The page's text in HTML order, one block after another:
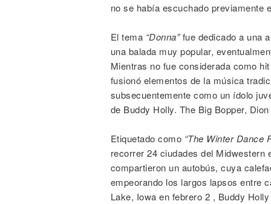
no se había escuchado previamente
El tema “Donna”fue dedicado a una
una balada muy popular,
Mientras no fue considerada como
fusionó elementos de la música
subsecuentemente como un ídolo
de Buddy Holly. The Big Bopper,
Etiquetado como “The Winter Dance
recorrer 24 ciudades del
compartieron un autobús, cuya
empeorando los largos lapsos entre
Lake, Iowa en febrero 2 , Buddy